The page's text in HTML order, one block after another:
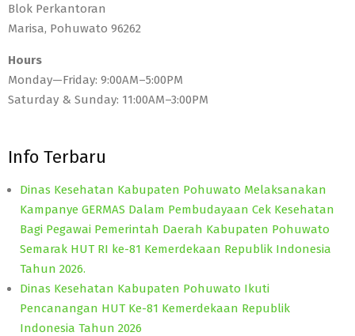
Blok Perkantoran
Marisa, Pohuwato 96262
Hours
Monday—Friday: 9:00AM–5:00PM
Saturday & Sunday: 11:00AM–3:00PM
Info Terbaru
Dinas Kesehatan Kabupaten Pohuwato Melaksanakan
Kampanye GERMAS Dalam Pembudayaan Cek Kesehatan
Bagi Pegawai Pemerintah Daerah Kabupaten Pohuwato
Semarak HUT RI ke-81 Kemerdekaan Republik Indonesia
Tahun 2026.
Dinas Kesehatan Kabupaten Pohuwato Ikuti
Pencanangan HUT Ke-81 Kemerdekaan Republik
Indonesia Tahun 2026